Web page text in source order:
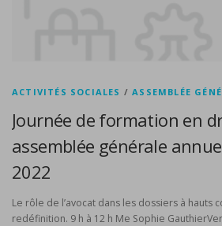
ACTIVITÉS SOCIALES /ASSEMBLÉE
Journée de formation en
assemblée générale
2022
Le rôle de l’avocat dans les dossiers à hauts
redéfinition. 9 h à 12 h Me Sophie